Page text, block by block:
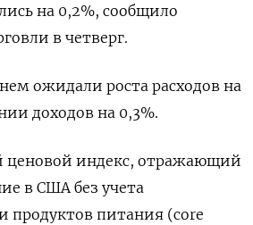
на 0,2%, сообщило
в четверг.
ожидали роста расходов на
доходов на 0,3%.
ценовой индекс, отражающий
в США без учета
продуктов питания (core